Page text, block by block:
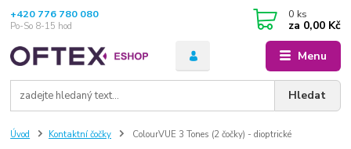
Menu
Hledat
+420 776 780 080
Po-So 8-15 hod
0 ks
za 0,00 Kč
Úvod Kontaktní čočky ColourVUE 3 Tones (2 čočky) - dioptrické